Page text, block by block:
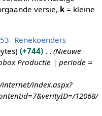
versie, k= kleine
Renekoenders
+744
Nieuwe
Productie | periode =
index.aspx?
12068/